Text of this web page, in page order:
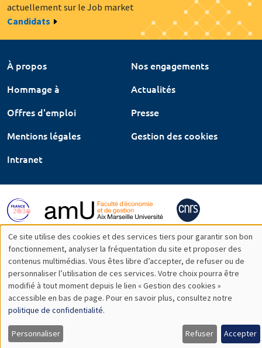
actuellement sur le Job market
Candidats
À propos
Nos engagements
Hommage à
Actualités
Offres d'emploi
Presse
Mentions légales
Gestion des cookies
Intranet
Utilisation
des
données
personnelles
et
Ce site utilise des cookies et des services tiers pour garantir son bon
fonctionnement, analyser la fréquentation du site et proposer des
contenus multimédias. Vous êtes libre d’accepter, de refuser ou de
personnaliser l’utilisation de ces services. Votre choix pourra être
modifié à tout moment depuis le lien « Gestion des cookies »
accessible en bas de page. Pour en savoir plus, consultez notre
politique de confidentialité.
Personnaliser Refuser Accepter